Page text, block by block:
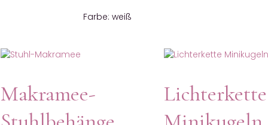
Farbe: weiß
Makramee-
Lichterkette